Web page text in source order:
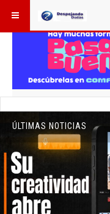
ESTÁ AQUÍ:
ÚLTIMAS NOTICIAS